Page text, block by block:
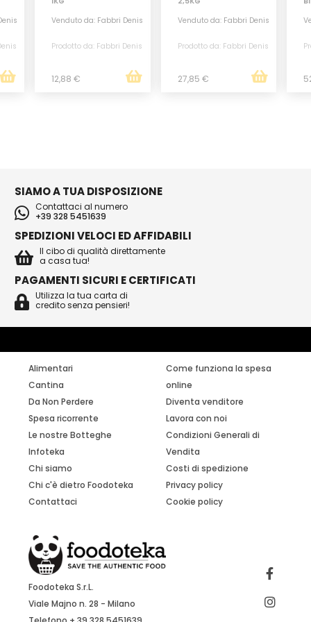
Venduto da: Fabbri Denis
Prodotto da: Fabbri Denis
12,88 €
Venduto da: Fabbri Denis
Prodotto da: Fabbri Denis
27,85 €
SIAMO A TUA DISPOSIZIONE
Contattaci al numero
+39 328 5451639
SPEDIZIONI VELOCI ED AFFIDABILI
Il cibo di qualità direttamente
a casa tua!
PAGAMENTI SICURI E CERTIFICATI
Utilizza la tua carta di
credito senza pensieri!
Alimentari
Cantina
Da Non Perdere
Spesa ricorrente
Le nostre Botteghe
Infoteka
Chi siamo
Chi c'è dietro Foodoteka
Contattaci
Come funziona la spesa
online
Diventa venditore
Lavora con noi
Condizioni Generali di
Vendita
Costi di spedizione
Privacy policy
Cookie policy
Foodoteka S.r.L.
Viale Majno n. 28 - Milano